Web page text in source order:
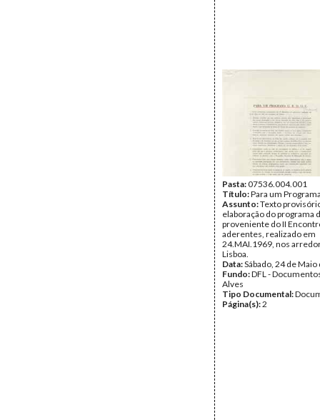
Pasta:07536.004.001
Título:Para um
Assunto:Texto
elaboração do programa
proveniente do II
aderentes, realizado em
24.MAI.1969, nos
Lisboa.
Data:Sábado, 24 de
Fundo:DFL -
Alves
Tipo Documental:
Página(s):2